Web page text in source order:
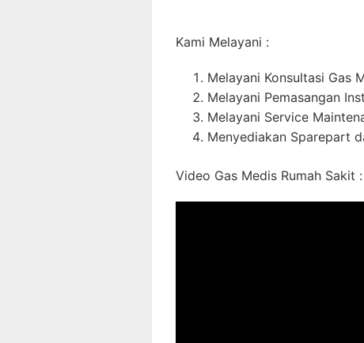
Kami Melayani :
Melayani Konsultasi Gas
Melayani Pemasangan
Melayani Service
Menyediakan Sparepart
Video Gas Medis Rumah Sakit :